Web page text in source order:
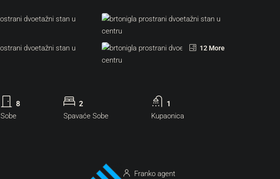
12 More
8
Sobe
2
Spavaće Sobe
1
Kupaonica
Franko agent